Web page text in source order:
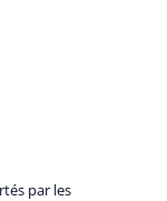
par les